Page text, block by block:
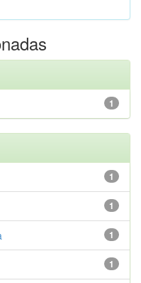
1
1
1
1
1